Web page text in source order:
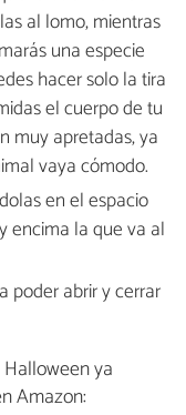
al lomo, mientras
una especie
hacer solo la tira
el cuerpo de tu
muy apretadas, ya
vaya cómodo.
en el espacio
encima la que va al
poder abrir y cerrar
ya
Amazon: